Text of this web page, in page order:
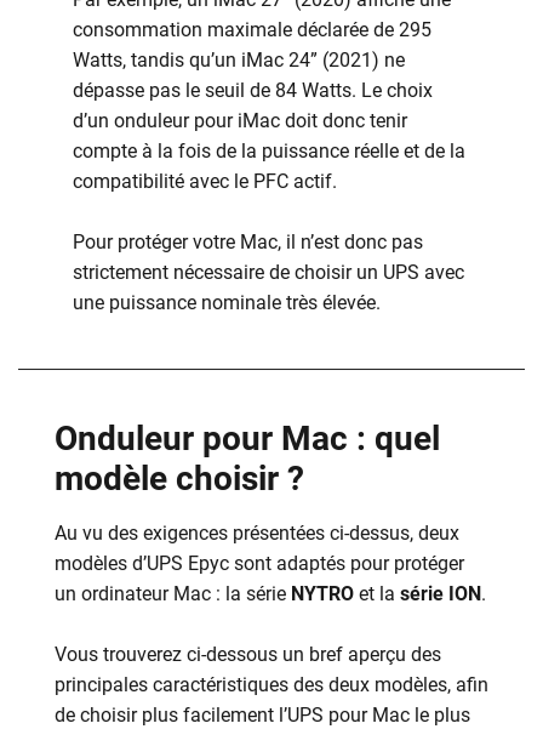
consommation maximale déclarée de 295
Watts, tandis qu’un iMac 24” (2021) ne
dépasse pas le seuil de 84 Watts. Le choix
d’un onduleur pour iMac doit donc tenir
compte à la fois de la puissance réelle et de la
compatibilité avec le PFC actif.
Pour protéger votre Mac, il n’est donc pas
strictement nécessaire de choisir un UPS avec
une puissance nominale très élevée.
Onduleur pour Mac : quel
modèle choisir ?
Au vu des exigences présentées ci-dessus, deux
modèles d’UPS Epyc sont adaptés pour protéger
un ordinateur Mac : la série NYTRO et la série ION .
Vous trouverez ci-dessous un bref aperçu des
principales caractéristiques des deux modèles, afin
de choisir plus facilement l’UPS pour Mac le plus